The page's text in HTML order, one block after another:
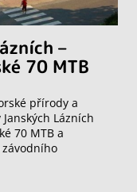
–
70 MTB
přírody a
Lázních
70 MTB a